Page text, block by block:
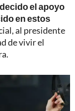
el apoyo
en estos
al presidente
de vivir el